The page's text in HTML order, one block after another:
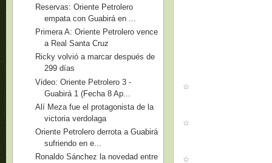
Reservas: Oriente Petrolero
empata con Guabirá en ...
Primera A: Oriente Petrolero vence
a Real Santa Cruz
Ricky volvió a marcar después de
299 días
Video: Oriente Petrolero 3 -
Guabirá 1 (Fecha 8 Ap...
Alí Meza fue el protagonista de la
victoria verdolaga
Oriente Petrolero derrota a Guabirá
sufriendo en e...
Ronaldo Sánchez la novedad entre